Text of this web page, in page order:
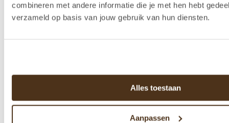
combineren met andere informatie die je met hen hebt
verzameld op basis van jouw gebruik van hun diensten.
Alles toestaan
Aanpassen